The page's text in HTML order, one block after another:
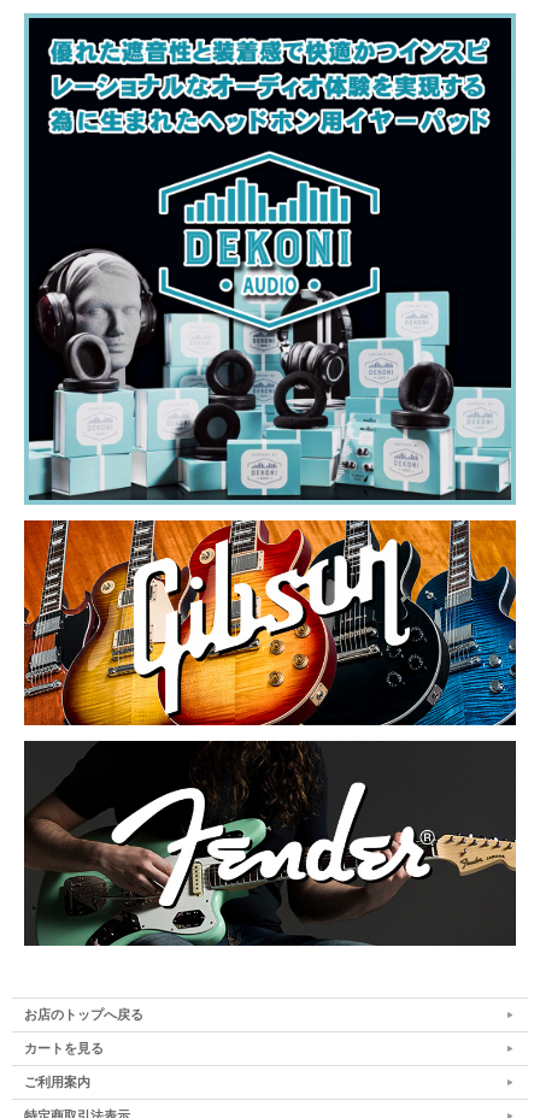
お店のトップへ戻る
カートを見る
ご利用案内